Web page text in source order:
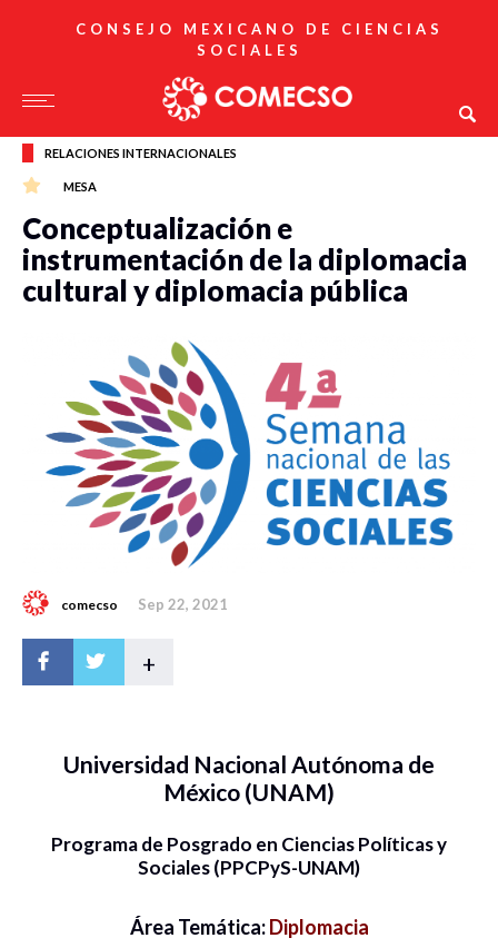
CONSEJO MEXICANO DE CIENCIAS
SOCIALES
RELACIONES INTERNACIONALES
MESA
Conceptualización e
instrumentación de la diplomacia
cultural y diplomacia pública
comecso Sep 22, 2021
+
Universidad Nacional Autónoma de
México (UNAM)
Programa de Posgrado en Ciencias Políticas y
Sociales (PPCPyS-UNAM)
Área Temática:Diplomacia